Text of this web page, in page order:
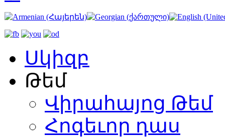
Սկիզբ
Թեմ
Վիրահայոց Թեմ
Հոգեւոր դաս